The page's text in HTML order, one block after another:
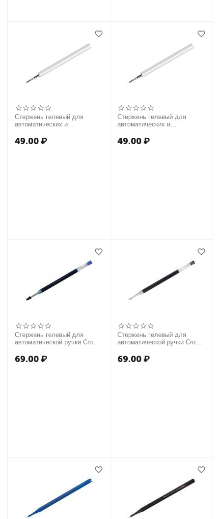
Стержень гелевый для
автоматических и
синий, 110мм, 0,5мм
49.00₽
Стержень гелевый для
автоматических и
черный, 110мм, 0,5мм
49.00₽
Стержень гелевый для
автоматической ручки Crown
0,7мм
69.00₽
Стержень гелевый для
автоматической ручки Crown
0,7мм
69.00₽